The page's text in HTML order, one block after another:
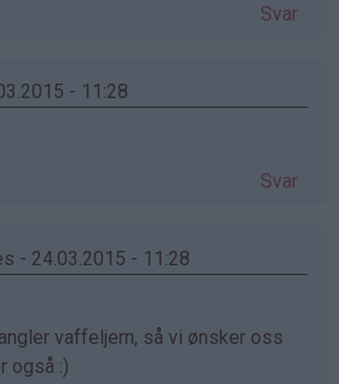
Svar
- 11:28
Svar
- 24.03.2015 - 11:28
vaffeljern, så vi ønsker oss
også :)